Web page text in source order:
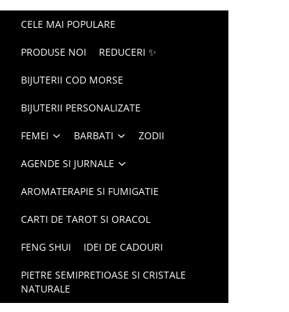
CELE MAI POPULARE
PRODUSE NOI REDUCERI ✨
BIJUTERII COD MORSE
BIJUTERII PERSONALIZATE
FEMEI BARBATI ZODII
AGENDE SI JURNALE
AROMATERAPIE SI FUMIGATIE
CARTI DE TAROT SI ORACOL
FENG SHUI IDEI DE CADOURI
PIETRE SEMIPRETIOASE SI CRISTALE
NATURALE